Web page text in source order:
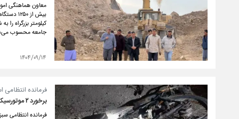
کیلومتر بزرگراه
جامعه محسوب
۱۴۰۴/۰۹/۱۴
فرمانده انتظامی
برخورد ۲ موتورسیکلت در سبزوار ۲ کشته برجای گذاشت